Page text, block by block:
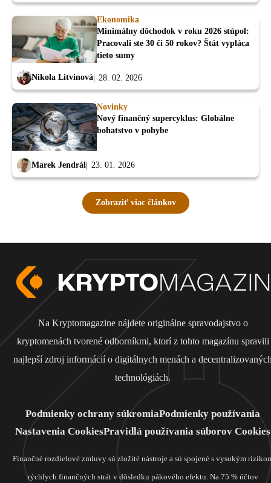
Ekonomika
Minimálny dôchodok v roku 2026 stúpol:
Pracovali ste 30 či 50 rokov? Štát vypláca
tieto sumy
Nikola Litvinová 28. 02. 2026
Novinky
Nový finančný supercyklus: Globálne
bohatstvo v pohybe
Marek Jendrál 23. 01. 2026
Zobraziť viac článkov
Na Kryptomagazine nájdete originálne spravodajstvo o
kryptomenách tvorené odborníkmi, ktorí z tohto magazínu spravili
najlepší zdroj informácií o digitálnych menách a
technológiách.
Podmienky ochrany súkromiaPodmienky používania
Nastavenia CookiesPravidlá používania súborov Cookies
Finančné rozdielové zmluvy sú zložité nástroje a sú spojené s vysokým
rýchlych finančných strát v dôsledku pákového efektu. Na 75 % účtov